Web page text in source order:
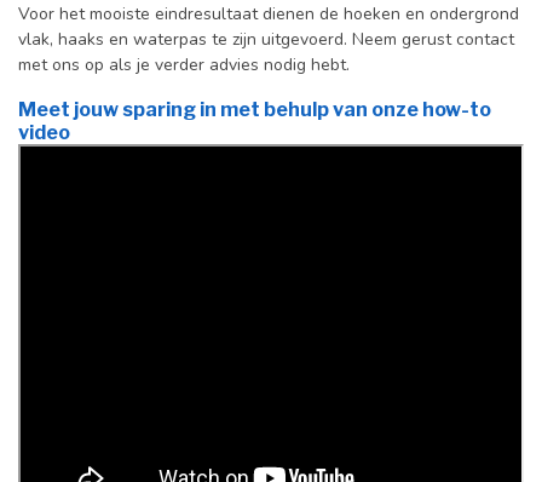
Voor het mooiste eindresultaat dienen de hoeken en ondergrond
vlak, haaks en waterpas te zijn uitgevoerd. Neem gerust contact
met ons op als je verder advies nodig hebt.
Meet jouw sparing in met behulp van onze how-to
video